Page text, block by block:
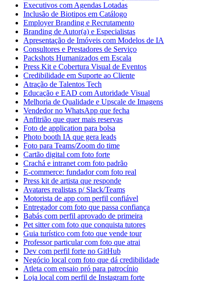
Executivos com Agendas Lotadas
Inclusão de Biotipos em Catálogo
Employer Branding e Recrutamento
Branding de Autor(a) e Especialistas
Apresentação de Imóveis com Modelos de IA
Consultores e Prestadores de Serviço
Packshots Humanizados em Escala
Press Kit e Cobertura Visual de Eventos
Credibilidade em Suporte ao Cliente
Atração de Talentos Tech
Educação e EAD com Autoridade Visual
Melhoria de Qualidade e Upscale de Imagens
Vendedor no WhatsApp que fecha
Anfitrião que quer mais reservas
Foto de application para bolsa
Photo booth IA que gera leads
Foto para Teams/Zoom do time
Cartão digital com foto forte
Crachá e intranet com foto padrão
E-commerce: fundador com foto real
Press kit de artista que responde
Avatares realistas p/ Slack/Teams
Motorista de app com perfil confiável
Entregador com foto que passa confiança
Babás com perfil aprovado de primeira
Pet sitter com foto que conquista tutores
Guia turístico com foto que vende tour
Professor particular com foto que atrai
Dev com perfil forte no GitHub
Negócio local com foto que dá credibilidade
Atleta com ensaio pró para patrocínio
Loja local com perfil de Instagram forte